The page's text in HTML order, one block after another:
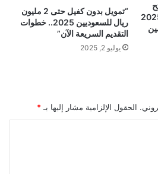
امدرمان الوطني 2025
“تمويل بدون كفيل حتى 2 مليون
ريال للسعوديين 2025.. خطوات
التقديم السريعة الآن”
يوليو 2, 2025
الحقول الإلزامية مشار إليها بـ *